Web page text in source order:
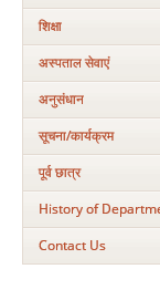
शिक्षा
अस्‍पताल सेवाएं
अनुसंधान
सूचना/कार्यक्रम
पूर्व छात्र
History of
Contact Us